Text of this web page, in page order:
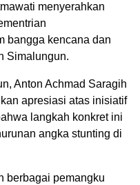
menyerahkan
bangga kencana dan
Simalungun.
Anton Achmad Saragih
apresiasi atas inisiatif
langkah konkret ini
angka stunting di
berbagai pemangku